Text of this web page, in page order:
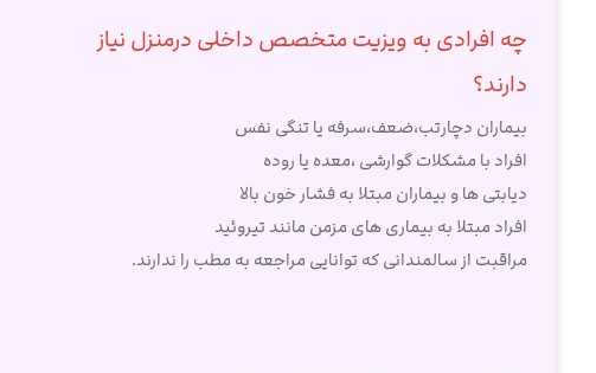
چه افرادی به ویزیت متخصص داخلی درمنزل نیاز
دارند؟
بیماران دچارتب،ضعف،سرفه یا تنگی نفس
افراد با مشکلات گوارشی ،معده یا روده
دیابتی ها و بیماران مبتلا به فشار خون بالا
افراد مبتلا به بیماری های مزمن مانند تیروئید
مراقبت از سالمندانی که توانایی مراجعه به مطب را ندارند.